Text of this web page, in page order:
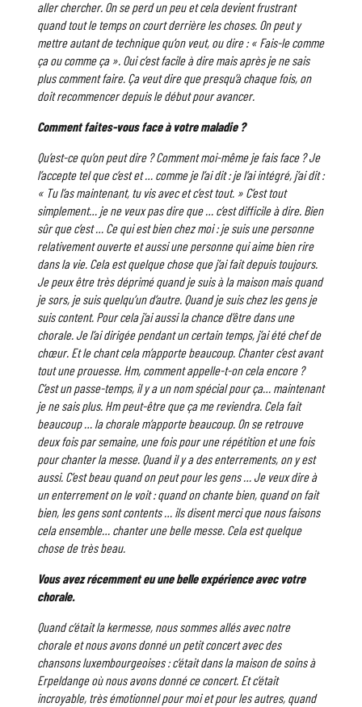
aller chercher. On se perd un peu et cela devient frustrant
quand tout le temps on court derrière les choses. On peut y
mettre autant de technique qu’on veut, ou dire : « Fais-le comme
ça ou comme ça ». Oui c’est facile à dire mais après je ne sais
plus comment faire. Ça veut dire que presqu’à chaque fois, on
doit recommencer depuis le début pour avancer.
Comment faites-vous face à votre maladie ?
Qu’est-ce qu’on peut dire ? Comment moi-même je fais face ? Je
l’accepte tel que c’est et … comme je l’ai dit : je l’ai intégré, j’ai dit :
« Tu l’as maintenant, tu vis avec et c’est tout. » C’est tout
simplement… je ne veux pas dire que … c’est difficile à dire. Bien
sûr que c’est … Ce qui est bien chez moi : je suis une personne
relativement ouverte et aussi une personne qui aime bien rire
dans la vie. Cela est quelque chose que j’ai fait depuis toujours.
Je peux être très déprimé quand je suis à la maison mais quand
je sors, je suis quelqu’un d’autre. Quand je suis chez les gens je
suis content. Pour cela j’ai aussi la chance d’être dans une
chorale. Je l’ai dirigée pendant un certain temps, j’ai été chef de
chœur. Et le chant cela m’apporte beaucoup. Chanter c’est avant
tout une prouesse. Hm, comment appelle-t-on cela encore ?
C’est un passe-temps, il y a un nom spécial pour ça… maintenant
je ne sais plus. Hm peut-être que ça me reviendra. Cela fait
beaucoup … la chorale m’apporte beaucoup. On se retrouve
deux fois par semaine, une fois pour une répétition et une fois
pour chanter la messe. Quand il y a des enterrements, on y est
aussi. C’est beau quand on peut pour les gens … Je veux dire à
un enterrement on le voit : quand on chante bien, quand on fait
bien, les gens sont contents … ils disent merci que nous faisons
cela ensemble… chanter une belle messe. Cela est quelque
chose de très beau.
Vous avez récemment eu une belle expérience avec votre
chorale.
Quand c’était la kermesse, nous sommes allés avec notre
chorale et nous avons donné un petit concert avec des
chansons luxembourgeoises : c’était dans la maison de soins à
Erpeldange où nous avons donné ce concert. Et c’était
incroyable, très émotionnel pour moi et pour les autres, quand